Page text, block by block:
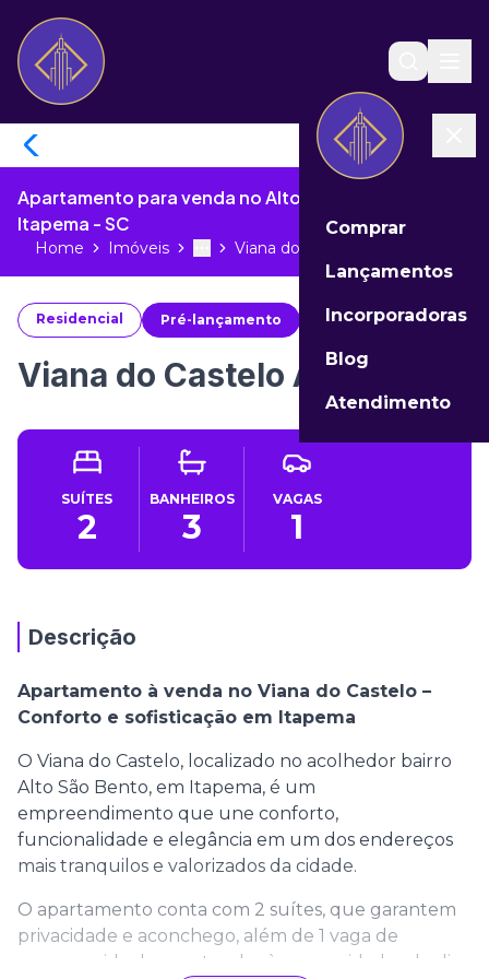
Comprar
Lançamentos
Incorporadoras
Blog
Atendimento
Apartamento para venda no Alto São Bento de
Itapema - SC
Home Imóveis More
Toggle menu
Viana do Castelo Andar Alto...
Residencial Pré-lançamento #11478
Viana do Castelo Andar Alto
SUÍTES
2
BANHEIROS
3
VAGAS
1
Descrição
Apartamento à venda no Viana do Castelo –
Conforto e sofisticação em Itapema
O Viana do Castelo, localizado no acolhedor bairro
Alto São Bento, em Itapema, é um
empreendimento que une conforto,
funcionalidade e elegância em um dos endereços
mais tranquilos e valorizados da cidade.
O apartamento conta com 2 suítes, que garantem
privacidade e aconchego, além de 1 vaga de
garagem, ideal para atender às necessidades do dia